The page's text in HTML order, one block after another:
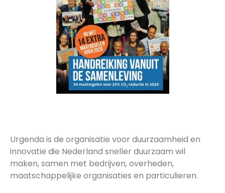
Urgenda is de organisatie voor duurzaamheid en
innovatie die Nederland sneller duurzaam wil
maken, samen met bedrijven, overheden,
maatschappelijke organisaties en particulieren.